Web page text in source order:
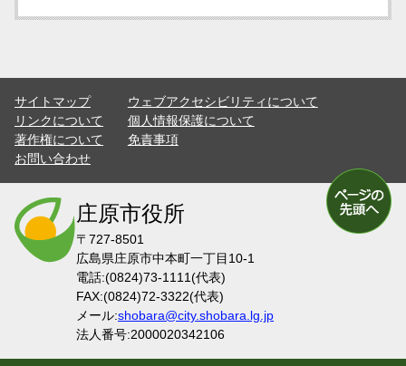
サイトマップ
ウェブアクセシビリティについて
リンクについて
個人情報保護について
著作権について
免責事項
お問い合わせ
庄原市役所
〒727-8501
広島県庄原市中本町一丁目10-1
電話:(0824)73-1111(代表)
FAX:(0824)72-3322(代表)
メール:shobara@city.shobara.lg.jp
法人番号:2000020342106